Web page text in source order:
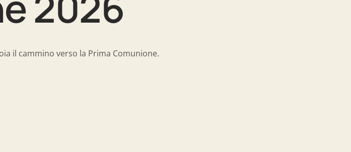
il cammino verso la Prima Comunione.